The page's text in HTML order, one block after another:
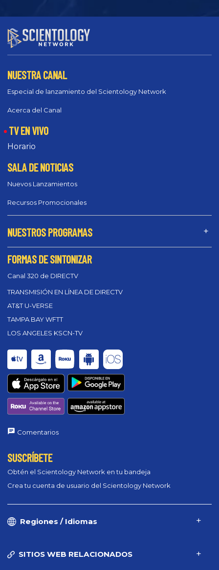
NUESTRA CANAL
Especial de lanzamiento del Scientology Network
Acerca del Canal
TV EN VIVO
Horario
SALA DE NOTICIAS
Nuevos Lanzamientos
Recursos Promocionales
NUESTROS PROGRAMAS
FORMAS DE SINTONIZAR
Canal 320 de DIRECTV
TRANSMISIÓN EN LÍNEA DE DIRECTV
AT&T U-VERSE
TAMPA BAY WFTT
LOS ANGELES KSCN-TV
Comentarios
SUSCRÍBETE
Obtén el Scientology Network en tu bandeja
Crea tu cuenta de usuario del Scientology Network
Regiones / Idiomas
SITIOS WEB RELACIONADOS